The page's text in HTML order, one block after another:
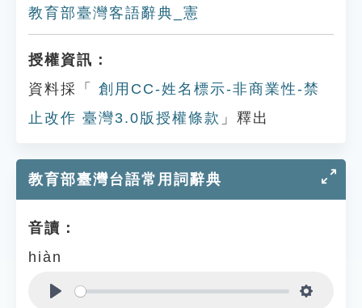
教育部臺灣客語辭典_憲
授權資訊：
資料採「
創用CC-姓名標示-非商業性-禁
止改作 臺灣3.0版授權條款 」釋出
教育部臺灣台語常用詞辭典
音讀：
hiàn